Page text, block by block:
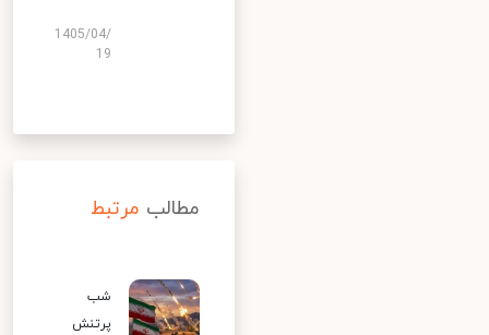
1405/04/
19
مطالب مرتبط
شب
پرتنش